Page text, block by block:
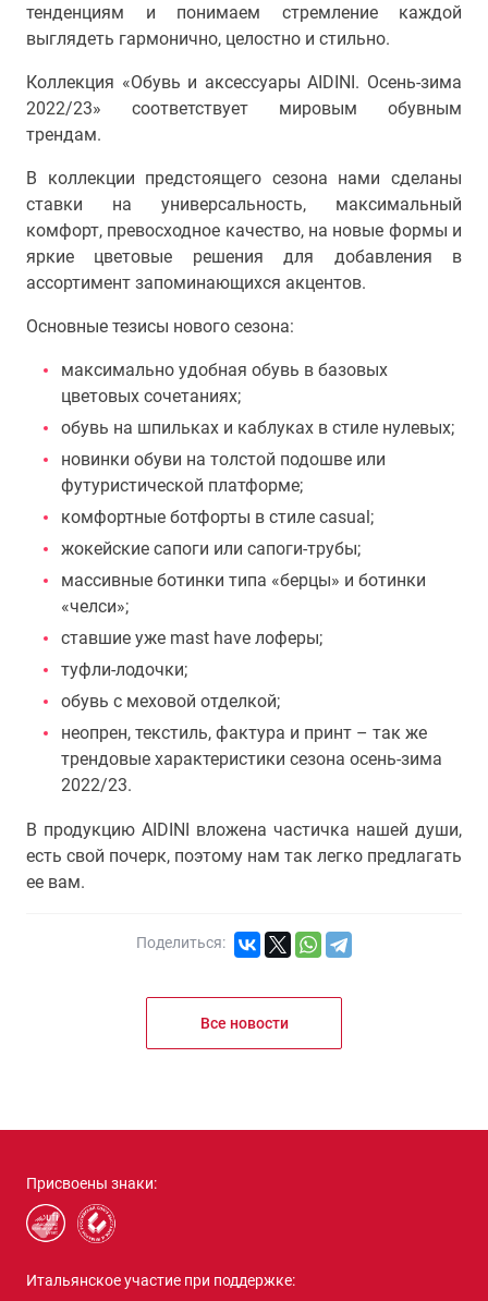
тенденциям и понимаем стремление каждой
выглядеть гармонично, целостно и стильно.
Коллекция «Обувь и аксессуары AIDINI. Осень-зима
2022/23» соответствует мировым обувным
трендам.
В коллекции предстоящего сезона нами сделаны
ставки на универсальность, максимальный
комфорт, превосходное качество, на новые формы и
яркие цветовые решения для добавления в
ассортимент запоминающихся акцентов.
Основные тезисы нового сезона:
максимально удобная обувь в базовых
цветовых сочетаниях;
обувь на шпильках и каблуках в стиле нулевых;
новинки обуви на толстой подошве или
футуристической платформе;
комфортные ботфорты в стиле casual;
жокейские сапоги или сапоги-трубы;
массивные ботинки типа «берцы» и ботинки
«челси»;
ставшие уже mast have лоферы;
туфли-лодочки;
обувь с меховой отделкой;
неопрен, текстиль, фактура и принт – так же
трендовые характеристики сезона осень-зима
2022/23.
В продукцию AIDINI вложена частичка нашей души,
есть свой почерк, поэтому нам так легко предлагать
ее вам.
Поделиться:
Все новости
Присвоены знаки:
Итальянское участие при поддержке: